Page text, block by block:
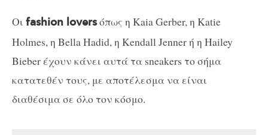
Οι fashion loversόπως η Kaia Gerber, η Katie
Holmes, η Bella Hadid, η Kendall Jenner ή η Hailey
Bieber έχουν κάνει αυτά τα sneakers το σήμα
κατατεθέν τους, με αποτέλεσμα να είναι
διαθέσιμα σε όλο τον κόσμο.